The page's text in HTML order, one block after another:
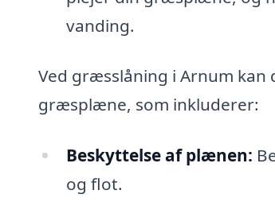
vanding.
Ved græsslåning i Arnum
græsplæne, som inkluderer:
Beskyttelse af plænen:
og flot.